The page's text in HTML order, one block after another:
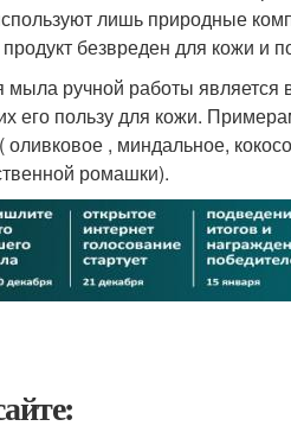
лишь природные
безвреден для кожи и
ручной работы является
пользу для кожи.
, миндальное,
ромашки).